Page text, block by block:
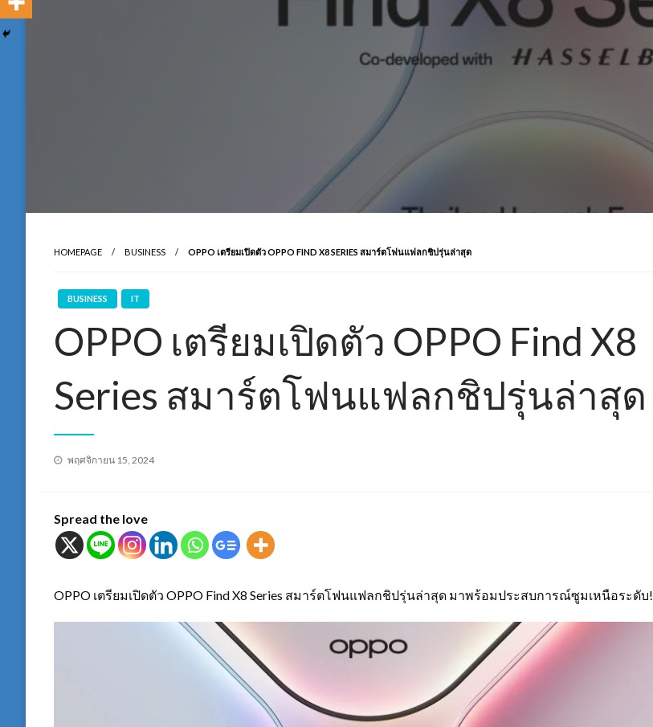
HOMEPAGE BUSINESS OPPO เตรียมเปิดตัว OPPO FIND X8 SERIES สมาร์ตโฟนแฟลกชิปรุ่นล่าสุด
BUSINESS IT
OPPO เตรียมเปิดตัว OPPO Find X8
Series สมาร์ตโฟนแฟลกชิปรุ่นล่าสุด
Posted
พฤศจิกายน 15, 2024
Spread the love
OPPO เตรียมเปิดตัว OPPO Find X8 Series สมาร์ตโฟนแฟลกชิปรุ่นล่าสุด มาพร้อมประสบการณ์ซูมเหนือระดับ!